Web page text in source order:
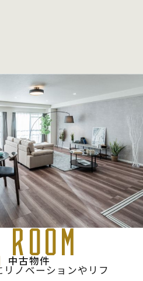
中古物件
ノベーションやリフ